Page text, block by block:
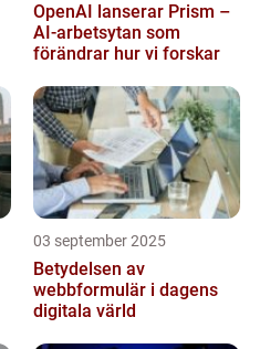
OpenAI lanserar Prism –
AI-arbetsytan som
förändrar hur vi forskar
03 september 2025
Betydelsen av
webbformulär i dagens
digitala värld